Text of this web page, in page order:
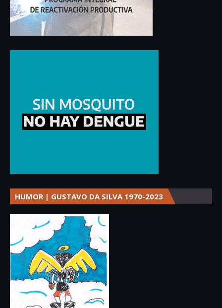
HUMOR | GUSTAVO DA SILVA 1970-2023